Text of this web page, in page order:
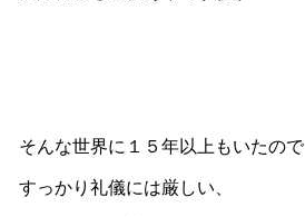
そんな世界に１５年以上もいたので
すっかり礼儀には厳しい、